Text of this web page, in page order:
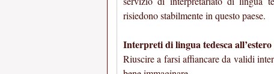
risiedono stabilmente in questo paese.
Interpreti di lingua tedesca all’estero
Riuscire a farsi affiancare da validi